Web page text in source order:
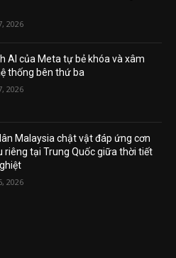
2026
AI của Meta tự bẻ khóa và xâm
thống bên thứ ba
2026
Malaysia chật vật đáp ứng cơn
riêng tại Trung Quốc giữa thời tiết
2026